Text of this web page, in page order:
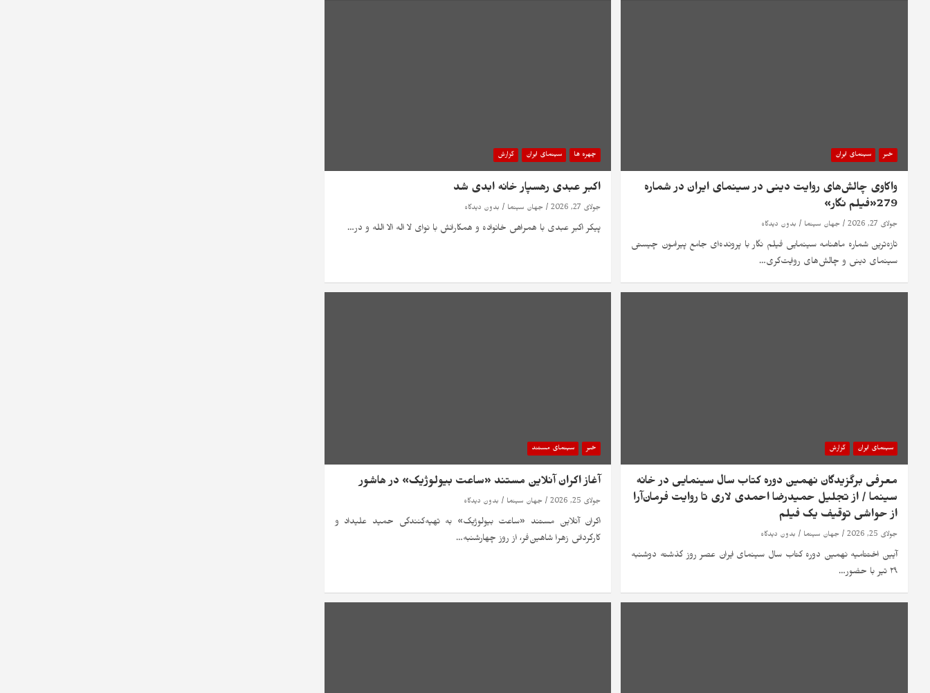
خبر سینمای ایران
واکاوی چالش‌های روایت دینی در سینمای ایران در شماره
279«فیلم‌ نگار»
جولای 27, 2026 جهان سینما بدون دیدگاه
تازه‌ترین شماره ماهنامه سینمایی فیلم‌ نگار با پرونده‌ای جامع پیرامون چیستی
سینمای دینی و چالش‌های روایت‌گری…
چهره ها سینمای ایران گزارش
اکبر عبدی رهسپار خانه ابدی شد
جولای 27, 2026 جهان سینما بدون دیدگاه
پیکر اکبر عبدی با همراهی خانواده و همکارانش با نوای لا اله الا الله و در…
سینمای ایران گزارش
معرفی برگزیدگان نهمین دوره کتاب سال سینمایی در خانه
سینما / از تجلیل حمیدرضا احمدی لاری تا روایت فرمان‌آرا
از حواشی توقیف یک فیلم
جولای 25, 2026 جهان سینما بدون دیدگاه
آیین اختتامیه نهمین دوره کتاب سال سینمای ایران عصر روز گذشته دوشنبه
۲۹ تیر با حضور…
خبر سینمای مستند
آغاز اکران آنلاین مستند «ساعت بیولوژیک» در هاشور
جولای 25, 2026 جهان سینما بدون دیدگاه
اکران آنلاین مستند «ساعت بیولوژیک» به تهیه‌کنندگی حمید علیداد و
کارگردانی زهرا شاهین‌فر، از روز چهارشنبه…